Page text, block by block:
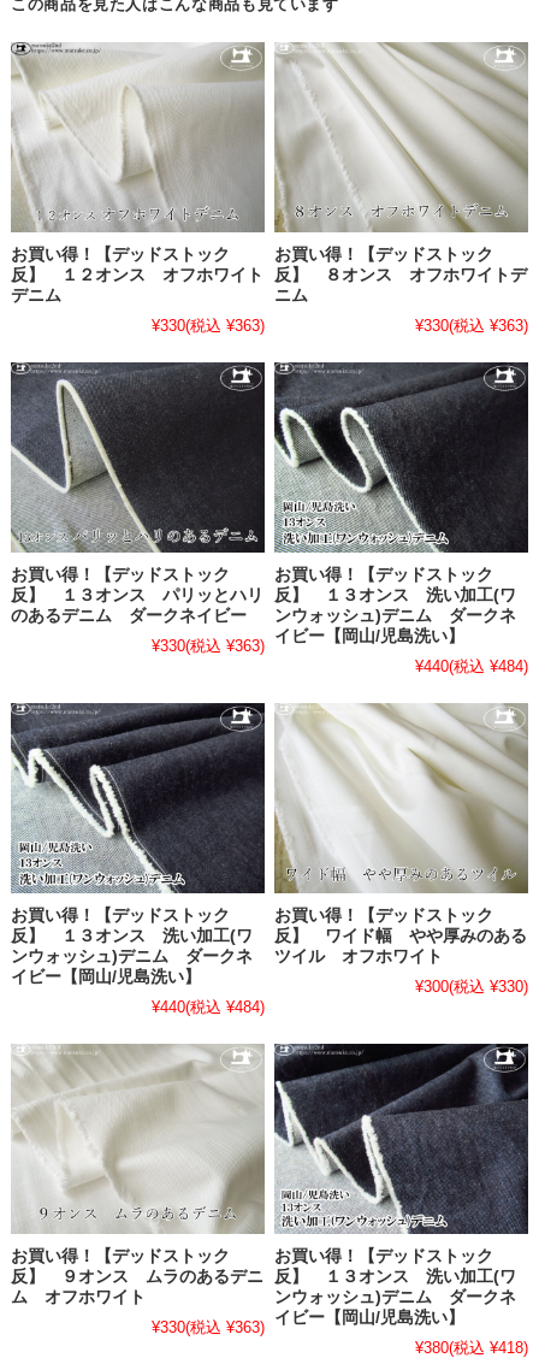
この商品を見た人はこんな商品も見ています
お買い得！【デッドストック
反】 １２オンス オフホワイト
デニム
¥330(税込 ¥363)
お買い得！【デッドストック
反】 ８オンス オフホワイトデ
ニム
¥330(税込 ¥363)
お買い得！【デッドストック
反】 １３オンス パリッとハリ
のあるデニム ダークネイビー
¥330(税込 ¥363)
お買い得！【デッドストック
反】 １３オンス 洗い加工(ワ
ンウォッシュ)デニム ダークネ
イビー【岡山/児島洗い】
¥440(税込 ¥484)
お買い得！【デッドストック
反】 １３オンス 洗い加工(ワ
ンウォッシュ)デニム ダークネ
イビー【岡山/児島洗い】
¥440(税込 ¥484)
お買い得！【デッドストック
反】 ワイド幅 やや厚みのある
ツイル オフホワイト
¥300(税込 ¥330)
お買い得！【デッドストック
反】 ９オンス ムラのあるデニ
ム オフホワイト
¥330(税込 ¥363)
お買い得！【デッドストック
反】 １３オンス 洗い加工(ワ
ンウォッシュ)デニム ダークネ
イビー【岡山/児島洗い】
¥380(税込 ¥418)